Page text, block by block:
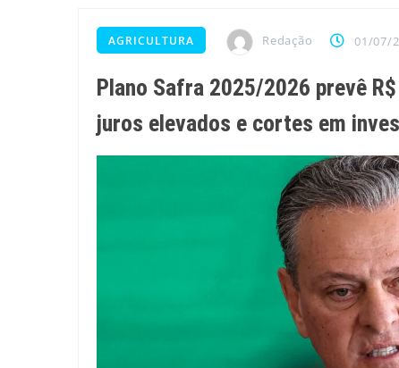
AGRICULTURA Redação 01/07/
Plano Safra 2025/2026 prevê
juros elevados e cortes em